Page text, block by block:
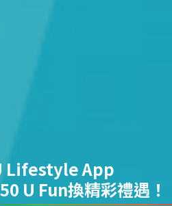
Lifestyle App
U Fun換精彩禮遇！